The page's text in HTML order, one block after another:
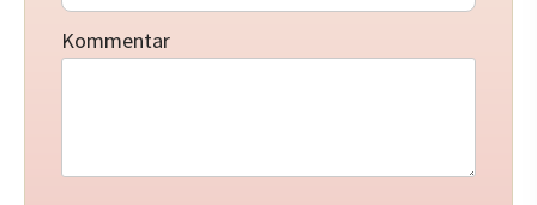
Kommentar